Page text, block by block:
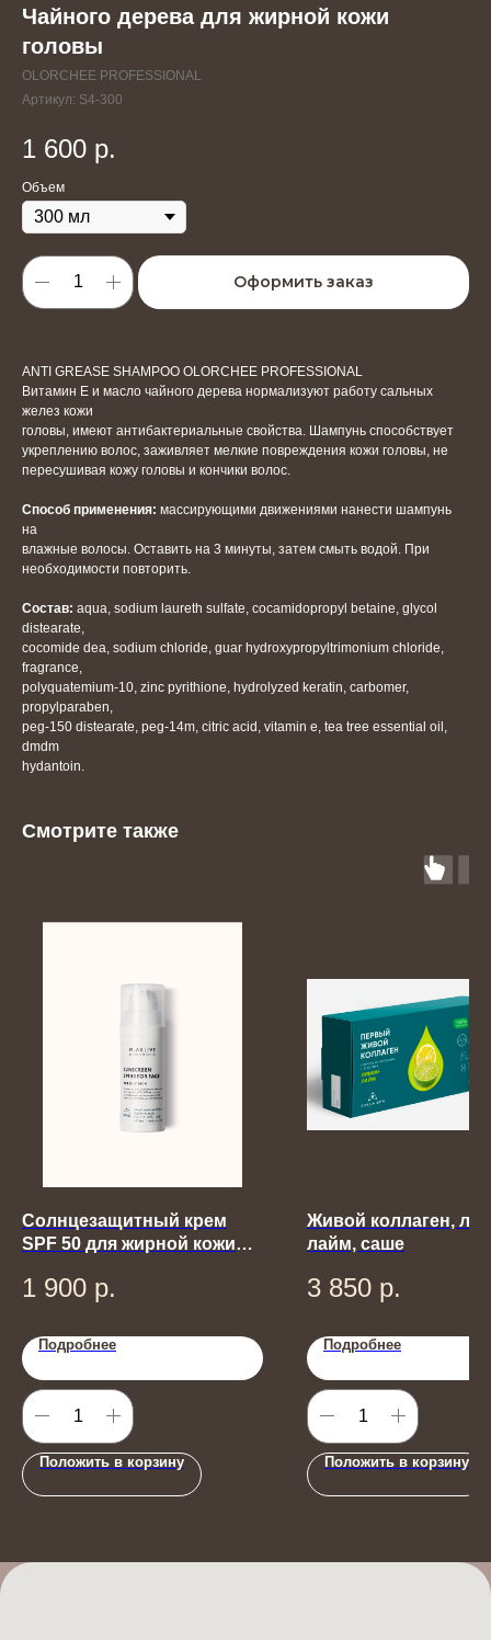
Чайного дерева для жирной кожи
головы
OLORCHEE PROFESSIONAL
Артикул: S4-300
1 600 р.
Объем
Оформить заказ
ANTI GREASE SHAMPOO OLORCHEE PROFESSIONAL
Витамин Е и масло чайного дерева нормализуют работу сальных
желез кожи
головы, имеют антибактериальные свойства. Шампунь способствует
укреплению волос, заживляет мелкие повреждения кожи головы, не
пересушивая кожу головы и кончики волос.
Способ применения: массирующими движениями нанести шампунь
на
влажные волосы. Оставить на 3 минуты, затем смыть водой. При
необходимости повторить.
Cостав: aqua, sodium laureth sulfate, cocamidopropyl betaine, glycol
distearate,
cocomide dea, sodium chloride, guar hydroxypropyltrimonium chloride,
fragrance,
polyquatemium-10, zinc pyrithione, hydrolyzed keratin, carbomer,
propylparaben,
peg-150 distearate, peg-14m, citric acid, vitamin e, tea tree essential oil,
dmdm
hydantoin.
Смотрите также
Солнцезащитный крем
SPF 50 для жирной кожи
1 900 р.
Подробнее
Положить в корзину
Живой коллаген,
лайм, саше
3 850 р.
Подробнее
Положить в корзину